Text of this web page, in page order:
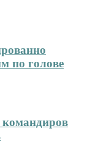
по голове